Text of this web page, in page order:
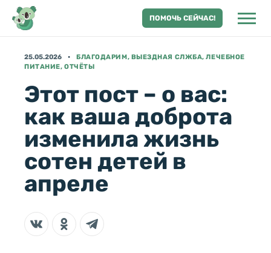
ПОМОЧЬ СЕЙЧАС!
25.05.2026
БЛАГОДАРИМ, ВЫЕЗДНАЯ СЛЖБА, ЛЕЧЕБНОЕ
ПИТАНИЕ, ОТЧЁТЫ
Этот пост – о вас:
как ваша доброта
изменила жизнь
сотен детей в
апреле